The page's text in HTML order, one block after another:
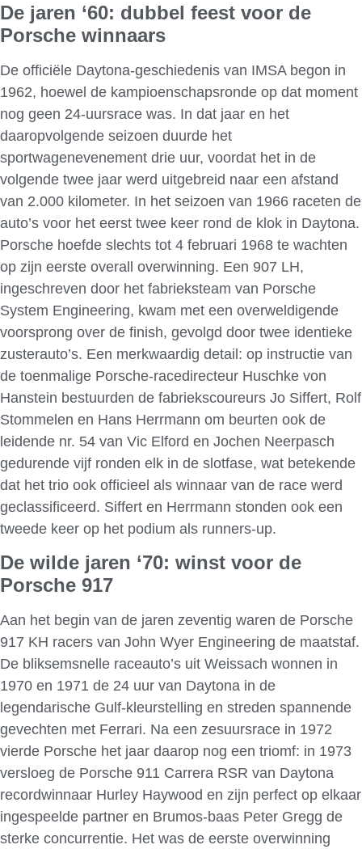
De jaren ‘60: dubbel feest voor de
Porsche winnaars
De officiële Daytona-geschiedenis van IMSA begon in
1962, hoewel de kampioenschapsronde op dat moment
nog geen 24-uursrace was. In dat jaar en het
daaropvolgende seizoen duurde het
sportwagenevenement drie uur, voordat het in de
volgende twee jaar werd uitgebreid naar een afstand
van 2.000 kilometer. In het seizoen van 1966 raceten de
auto’s voor het eerst twee keer rond de klok in Daytona.
Porsche hoefde slechts tot 4 februari 1968 te wachten
op zijn eerste overall overwinning. Een 907 LH,
ingeschreven door het fabrieksteam van Porsche
System Engineering, kwam met een overweldigende
voorsprong over de finish, gevolgd door twee identieke
zusterauto’s. Een merkwaardig detail: op instructie van
de toenmalige Porsche-racedirecteur Huschke von
Hanstein bestuurden de fabriekscoureurs Jo Siffert, Rolf
Stommelen en Hans Herrmann om beurten ook de
leidende nr. 54 van Vic Elford en Jochen Neerpasch
gedurende vijf ronden elk in de slotfase, wat betekende
dat het trio ook officieel als winnaar van de race werd
geclassificeerd. Siffert en Herrmann stonden ook een
tweede keer op het podium als runners-up.
De wilde jaren ‘70: winst voor de
Porsche 917
Aan het begin van de jaren zeventig waren de Porsche
917 KH racers van John Wyer Engineering de maatstaf.
De bliksemsnelle raceauto’s uit Weissach wonnen in
1970 en 1971 de 24 uur van Daytona in de
legendarische Gulf-kleurstelling en streden spannende
gevechten met Ferrari. Na een zesuursrace in 1972
vierde Porsche het jaar daarop nog een triomf: in 1973
versloeg de Porsche 911 Carrera RSR van Daytona
recordwinnaar Hurley Haywood en zijn perfect op elkaar
ingespeelde partner en Brumos-baas Peter Gregg de
sterke concurrentie. Het was de eerste overwinning